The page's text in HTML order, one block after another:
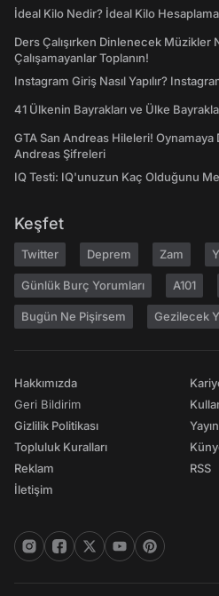
İdeal Kilo Nedir? İdeal Kilo Hesaplama
Ders Çalışırken Dinlenecek Müzikler
Çalışamayanlar Toplanın!
Instagram Giriş Nasıl Yapılır?
41 Ülkenin Bayrakları ve Ülke
GTA San Andreas Hileleri!
Andreas Şifreleri
IQ Testi: IQ'unuzun Kaç Olduğunu
Keşfet
Twitter Deprem Zam
Günlük Burç Yorumları A101
Bugün Ne Pişirsem Gezilecek
Hakkımızda
Geri Bildirim
Gizlilik Politikası
Topluluk Kuralları
Reklam
İletişim
RSS